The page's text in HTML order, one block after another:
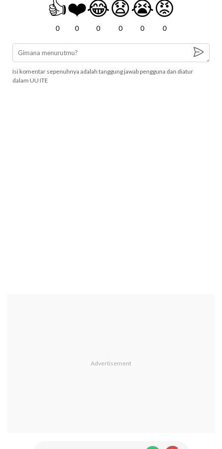
👍
0
❤️
0
😂
0
😧
0
😭
0
😡
0
Isi komentar sepenuhnya adalah tanggung jawab pengguna dan diatur
dalam UU ITE